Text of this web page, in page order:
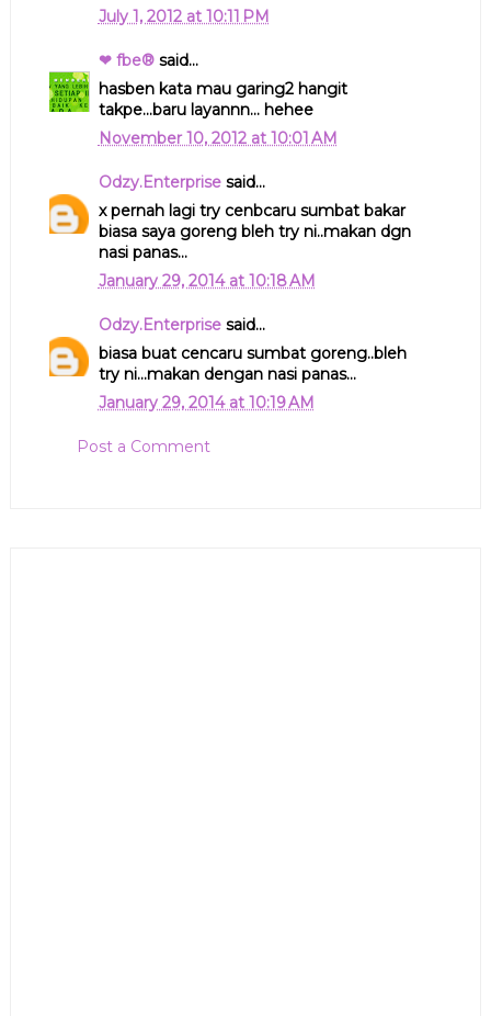
July 1, 2012 at 10:11 PM
❤ fbe®said...
hasben kata mau garing2 hangit
takpe...baru layannn... hehee
November 10, 2012 at 10:01 AM
Odzy.Enterprisesaid...
x pernah lagi try cenbcaru sumbat bakar
biasa saya goreng bleh try ni..makan dgn
nasi panas...
January 29, 2014 at 10:18 AM
Odzy.Enterprisesaid...
biasa buat cencaru sumbat goreng..bleh
try ni...makan dengan nasi panas...
January 29, 2014 at 10:19 AM
Post a Comment